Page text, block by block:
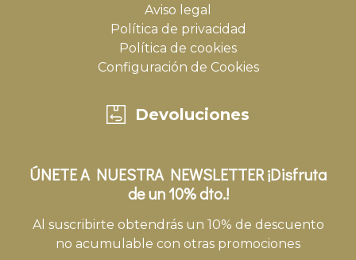
Aviso legal
Política de privacidad
Política de cookies
Configuración de Cookies
Devoluciones
ÚNETE A NUESTRA NEWSLETTER ¡Disfruta
de un 10% dto.!
Al suscribirte obtendrás un 10% de descuento
no acumulable con otras promociones